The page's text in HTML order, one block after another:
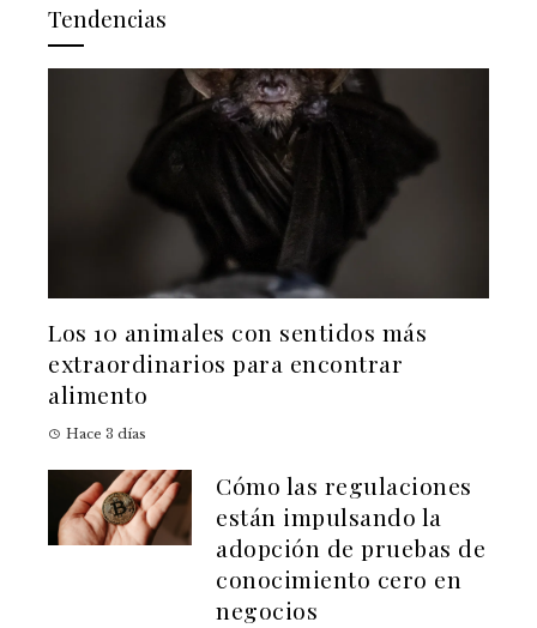
Tendencias
Los 10 animales con sentidos más
extraordinarios para encontrar
alimento
Hace 3 días
Cómo las regulaciones
están impulsando la
adopción de pruebas de
conocimiento cero en
negocios